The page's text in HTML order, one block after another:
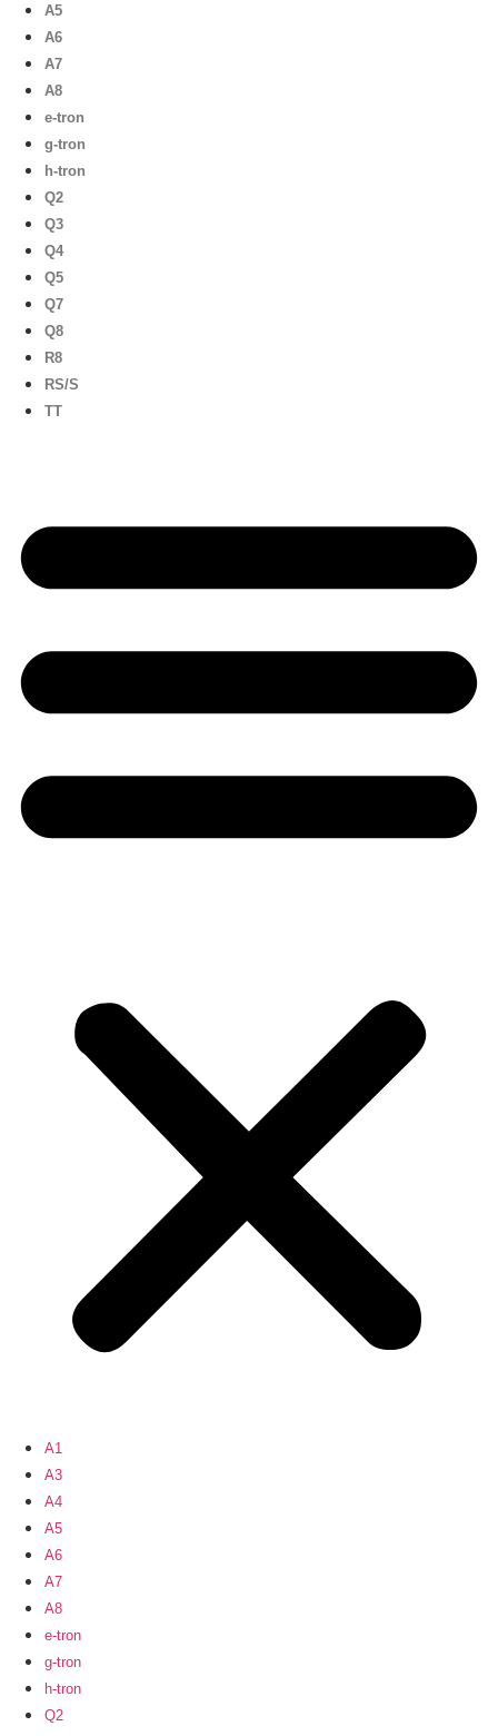
A5
A6
A7
A8
e-tron
g-tron
h-tron
Q2
Q3
Q4
Q5
Q7
Q8
R8
RS/S
TT
A1
A3
A4
A5
A6
A7
A8
e-tron
g-tron
h-tron
Q2